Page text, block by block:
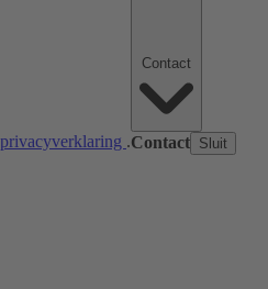
privacyverklaring .Contact Sluit